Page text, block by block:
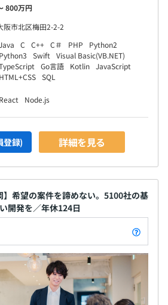
800万円
阪市北区梅田2-2-2
C C++ C＃ PHP
Python2
Python3
Swift
Visual Basic(VB.NET)
Go言語 Kotlin JavaScript
HTML+CSS SQL
React Node.js
登録) 詳細を見る
】希望の案件を諦めない。5100社の基
開発を／年休124日